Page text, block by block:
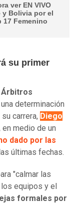
ver EN VIVO
y Bolivia por el
17 Femenino
su primer
Árbitros
determinación
carrera, Diego
medio de un
dado por las
últimas fechas.
"calmar las
equipos y el
formales por